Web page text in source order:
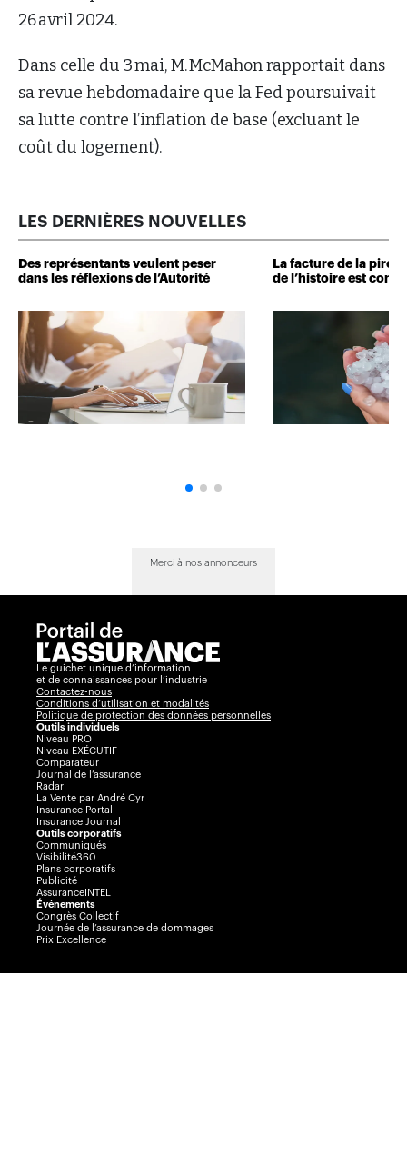
26 avril 2024.
Dans celle du 3 mai, M. McMahon rapportait dans
sa revue hebdomadaire que la Fed poursuivait
sa lutte contre l’inflation de base (excluant le
coût du logement).
LES DERNIÈRES NOUVELLES
Des représentants veulent peser
dans les réflexions de l’Autorité
La facture de la pire
de l’histoire est
Merci à nos annonceurs
Le guichet unique d’information
et de connaissances pour l’industrie
Contactez-nous
Conditions d’utilisation et modalités
Politique de protection des données personnelles
Outils individuels
Niveau PRO
Niveau EXÉCUTIF
Comparateur
Journal de l’assurance
Radar
La Vente par André Cyr
Insurance Portal
Insurance Journal
Outils corporatifs
Communiqués
Visibilité360
Plans corporatifs
Publicité
AssuranceINTEL
Événements
Congrès Collectif
Journée de l’assurance de dommages
Prix Excellence